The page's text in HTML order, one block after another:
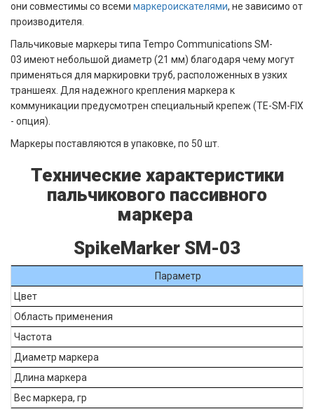
они совместимы со всеми маркероискателями, не зависимо от
производителя.
Пальчиковые маркеры типа Tempo Communications SM-
03 имеют небольшой диаметр (21 мм) благодаря чему могут
применяться для маркировки труб, расположенных в узких
траншеях. Для надежного крепления маркера к
коммуникации предусмотрен специальный крепеж (TE-SM-FIX
- опция).
Маркеры поставляются в упаковке, по 50 шт.
Технические характеристики
пальчикового пассивного
маркера
SpikeMarker SM-03
Параметр
Цвет
Область применения
Частота
Диаметр маркера
Длина маркера
Вес маркера, гр